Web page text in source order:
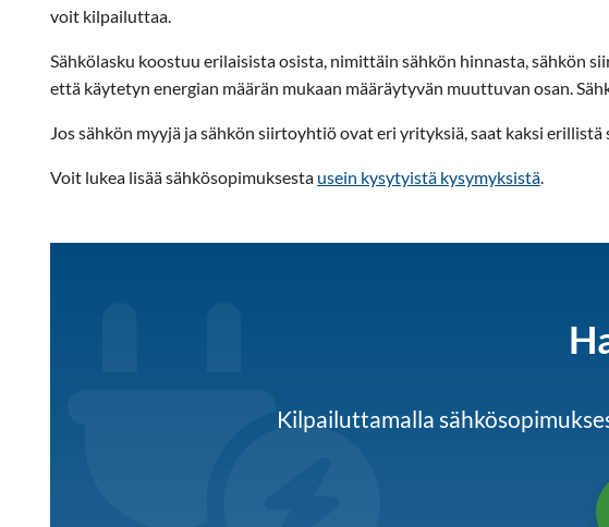
voit kilpailuttaa.
Sähkölasku koostuu erilaisista osista, nimittäin sähkön hinnasta, sähkön
että käytetyn energian määrän mukaan määräytyvän muuttuvan osan.
Jos sähkön myyjä ja sähkön siirtoyhtiö ovat eri yrityksiä, saat kaksi
Voit lukea lisää sähkösopimuksesta usein kysytyistä kysymyksistä.
Kilpailuttamalla